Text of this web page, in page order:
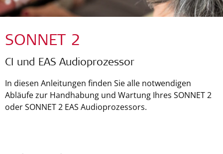
SONNET 2
CI und EAS Audioprozessor
In diesen Anleitungen finden Sie alle notwendigen
Abläufe zur Handhabung und Wartung Ihres SONNET 2
oder SONNET 2 EAS Audioprozessors.